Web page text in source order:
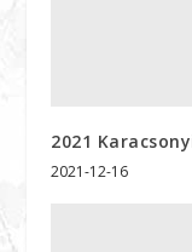
2021
2021-12-16